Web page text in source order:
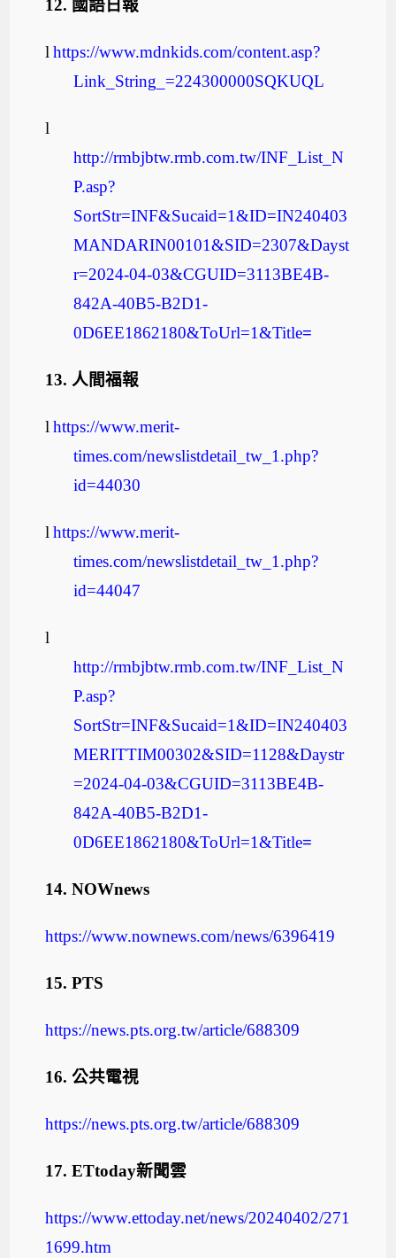
12. 國語日報
l https://www.mdnkids.com/content.asp?
Link_String_=224300000SQKUQL
l
http://rmbjbtw.rmb.com.tw/INF_List_N
P.asp?
SortStr=INF&Sucaid=1&ID=IN240403
MANDARIN00101&SID=2307&Dayst
r=2024-04-03&CGUID=3113BE4B-
842A-40B5-B2D1-
0D6EE1862180&ToUrl=1&Title=
13. 人間福報
l https://www.merit-
times.com/newslistdetail_tw_1.php?
id=44030
l https://www.merit-
times.com/newslistdetail_tw_1.php?
id=44047
l
http://rmbjbtw.rmb.com.tw/INF_List_N
P.asp?
SortStr=INF&Sucaid=1&ID=IN240403
MERITTIM00302&SID=1128&Daystr
=2024-04-03&CGUID=3113BE4B-
842A-40B5-B2D1-
0D6EE1862180&ToUrl=1&Title=
14.NOWnews
https://www.nownews.com/news/6396419
15.PTS
https://news.pts.org.tw/article/688309
16.公共電視
https://news.pts.org.tw/article/688309
17.ETtoday新聞雲
https://www.ettoday.net/news/20240402/271
1699.htm